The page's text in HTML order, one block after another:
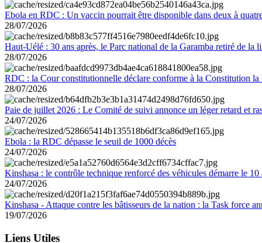
Ebola en RDC : Un vaccin pourrait être disponible dans deux à
28/07/2026
Haut-Uélé : 30 ans après, le Parc national de la Garamba retiré de la
28/07/2026
RDC : la Cour constitutionnelle déclare conforme à la Constitution la
28/07/2026
Paie de juillet 2026 : Le Comité de suivi annonce un léger retard et
24/07/2026
Ebola : la RDC dépasse le seuil de 1000 décès
24/07/2026
Kinshasa : le contrôle technique renforcé des véhicules démarre le 10
24/07/2026
Kinshasa - Attaque contre les bâtisseurs de la nation : la Task force
19/07/2026
Liens Utiles